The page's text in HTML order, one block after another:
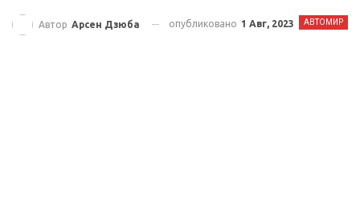
АВТОМИР
Автор Арсен Дзюба опубликовано 1 Авг, 2023